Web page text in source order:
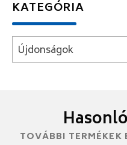
KATEGÓRIA
Újdonságok
TOVÁBBI TERMÉKEK